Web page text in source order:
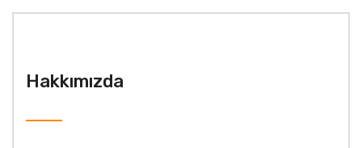
Hakkımızda